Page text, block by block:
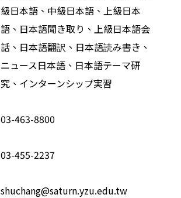
級日本語、中級日本語、上級日本
語、日本語聞き取り、上級日本語会
話、日本語翻訳、日本語読み書き、
ニュース日本語、日本語テーマ研
究、インターンシップ実習
03-463-8800
03-455-2237
shuchang@saturn.yzu.edu.tw